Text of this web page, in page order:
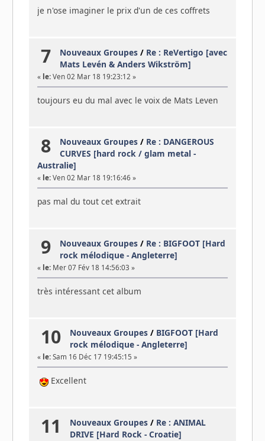
je n'ose imaginer le prix d'un de ces coffrets
7 Nouveaux Groupes / Re : ReVertigo [avec
Mats Levén & Anders Wikström]
« le:Ven 02 Mar 18 19:23:12 »
toujours eu du mal avec le voix de Mats Leven
8 Nouveaux Groupes / Re : DANGEROUS
CURVES [hard rock / glam metal -
Australie]
« le:Ven 02 Mar 18 19:16:46 »
pas mal du tout cet extrait
9 Nouveaux Groupes / Re : BIGFOOT [Hard
rock mélodique - Angleterre]
« le:Mer 07 Fév 18 14:56:03 »
très intéressant cet album
10 Nouveaux Groupes / BIGFOOT [Hard
rock mélodique - Angleterre]
« le:Sam 16 Déc 17 19:45:15 »
Excellent
11 Nouveaux Groupes / Re : ANIMAL
DRIVE [Hard Rock - Croatie]